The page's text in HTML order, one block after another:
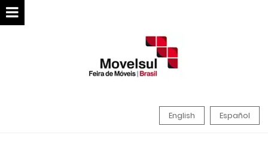
English Español